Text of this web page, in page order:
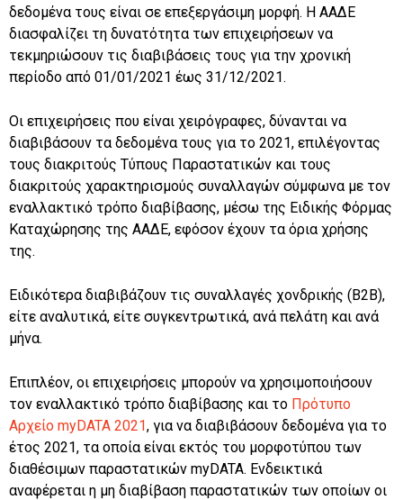
δεδομένα τους είναι σε επεξεργάσιμη μορφή. Η ΑΑΔΕ
διασφαλίζει τη δυνατότητα των επιχειρήσεων να
τεκμηριώσουν τις διαβιβάσεις τους για την χρονική
περίοδο από 01/01/2021 έως 31/12/2021.
Οι επιχειρήσεις που είναι χειρόγραφες, δύνανται να
διαβιβάσουν τα δεδομένα τους για το 2021, επιλέγοντας
τους διακριτούς Τύπους Παραστατικών και τους
διακριτούς χαρακτηρισμούς συναλλαγών σύμφωνα με τον
εναλλακτικό τρόπο διαβίβασης, μέσω της Ειδικής Φόρμας
Καταχώρησης της ΑΑΔΕ, εφόσον έχουν τα όρια χρήσης
της.
Ειδικότερα διαβιβάζουν τις συναλλαγές χονδρικής (B2B),
είτε αναλυτικά, είτε συγκεντρωτικά, ανά πελάτη και ανά
μήνα.
Επιπλέον, οι επιχειρήσεις μπορούν να χρησιμοποιήσουν
τον εναλλακτικό τρόπο διαβίβασης και το Πρότυπο
Αρχείο myDATA 2021, για να διαβιβάσουν δεδομένα για το
έτος 2021, τα οποία είναι εκτός του μορφοτύπου των
διαθέσιμων παραστατικών myDATA. Ενδεικτικά
αναφέρεται η μη διαβίβαση παραστατικών των οποίων οι